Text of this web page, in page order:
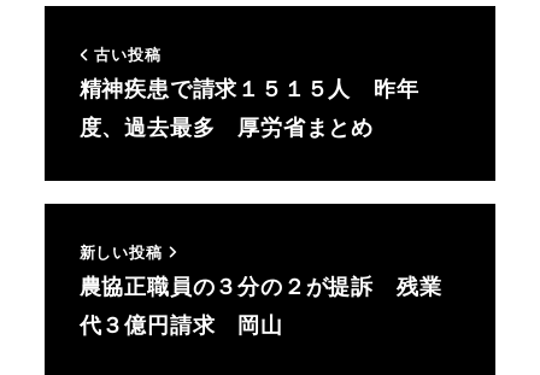
古い投稿
精神疾患で請求１５１５人 昨年
度、過去最多 厚労省まとめ
新しい投稿
農協正職員の３分の２が提訴 残業
代３億円請求 岡山